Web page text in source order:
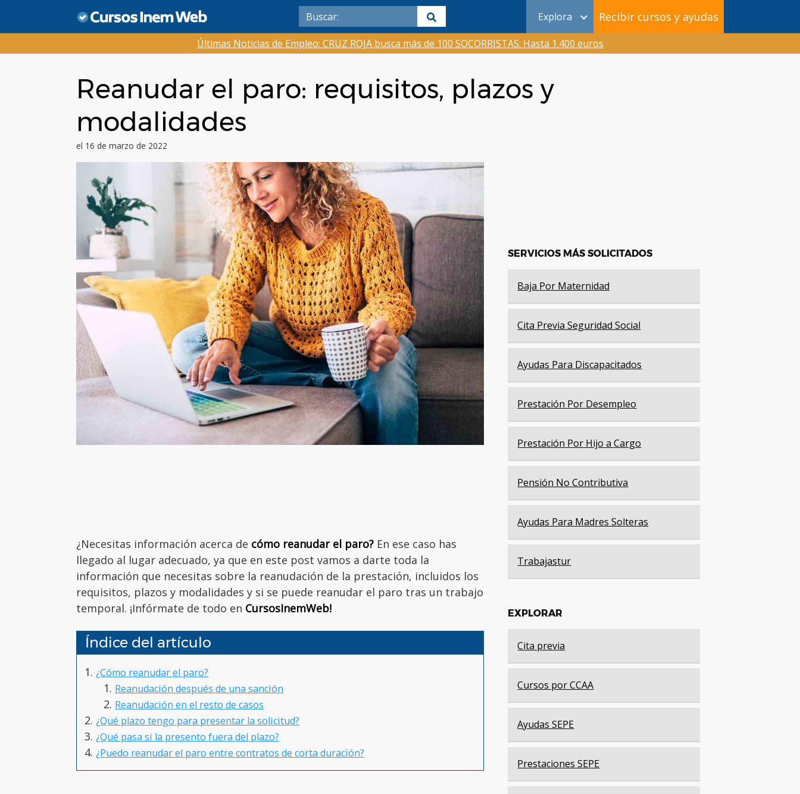
contenido
Explora Recibir cursos y ayudas
Últimas Noticias de Empleo: CRUZ ROJA busca más de 100 SOCORRISTAS: Hasta 1.400 euros
Reanudar el paro: requisitos, plazos y
modalidades
el 16 de marzo de 2022
¿Necesitas información acerca de cómo reanudar el paro? En ese caso has
llegado al lugar adecuado, ya que en este post vamos a darte toda la
información que necesitas sobre la reanudación de la prestación, incluidos los
requisitos, plazos y modalidades y si se puede reanudar el paro tras un trabajo
temporal. ¡Infórmate de todo en CursosInemWeb!
Índice del artículo
¿Cómo reanudar el paro?
Reanudación después de una sanción
Reanudación en el resto de casos
¿Qué plazo tengo para presentar la solicitud?
¿Qué pasa si la presento fuera del plazo?
¿Puedo reanudar el paro entre contratos de corta duración?
SERVICIOS MÁS SOLICITADOS
Baja Por Maternidad
Cita Previa Seguridad Social
Ayudas Para Discapacitados
Prestación Por Desempleo
Prestación Por Hijo a Cargo
Pensión No Contributiva
Ayudas Para Madres Solteras
Trabajastur
EXPLORAR
Cita previa
Cursos por CCAA
Ayudas SEPE
Prestaciones SEPE